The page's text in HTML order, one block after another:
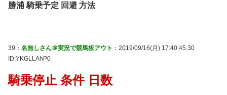
勝浦 騎乗予定 回避 方法
39： 名無しさん＠実況で競馬板アウト ：2019/09/16(月) 17:40:45.30
ID:YKGLLAhP0
騎乗停止 条件 日数